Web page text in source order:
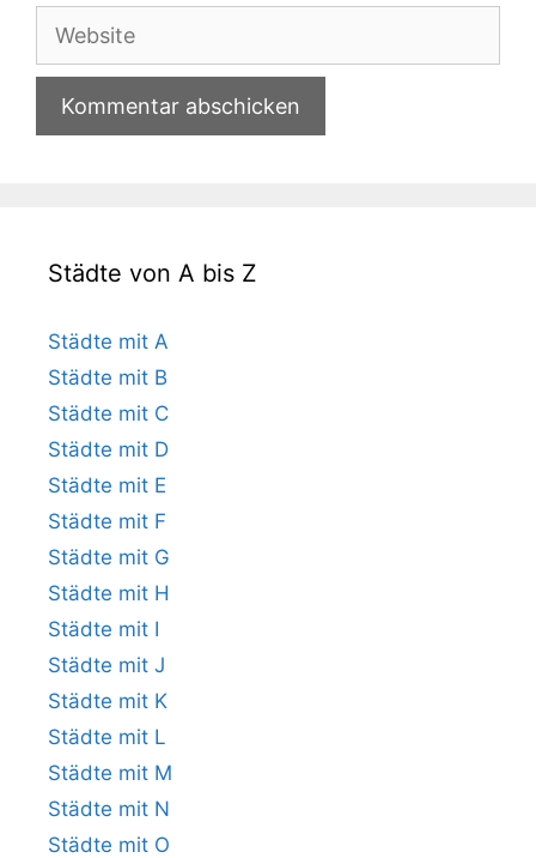
Adresse
Website
Städte von A bis Z
Städte mit A
Städte mit B
Städte mit C
Städte mit D
Städte mit E
Städte mit F
Städte mit G
Städte mit H
Städte mit I
Städte mit J
Städte mit K
Städte mit L
Städte mit M
Städte mit N
Städte mit O